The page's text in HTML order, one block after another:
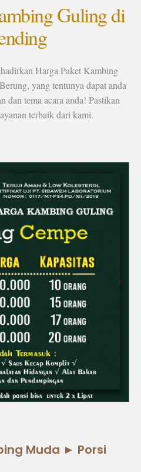
Guling di
Harga Paket Kambing
yang tentunya dapat anda
dan tema acara anda! Pastikan
terbaik dari kami.
Muda ► Porsi